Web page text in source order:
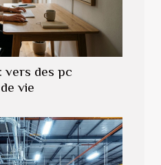
vers des pc
vie